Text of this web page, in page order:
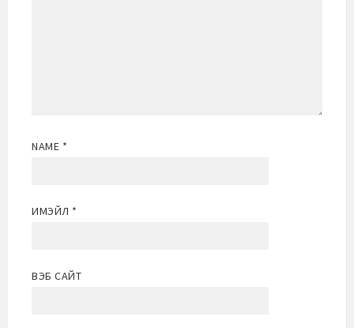
NAME *
ИМЭЙЛ *
ВЭБ САЙТ